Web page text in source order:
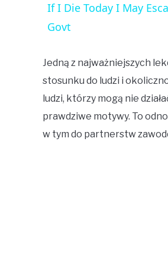
If I Die Today I May
Govt
Jedną z najważniejszych
stosunku do ludzi i
ludzi, którzy mogą nie
prawdziwe motywy. To
w tym do partnerstw